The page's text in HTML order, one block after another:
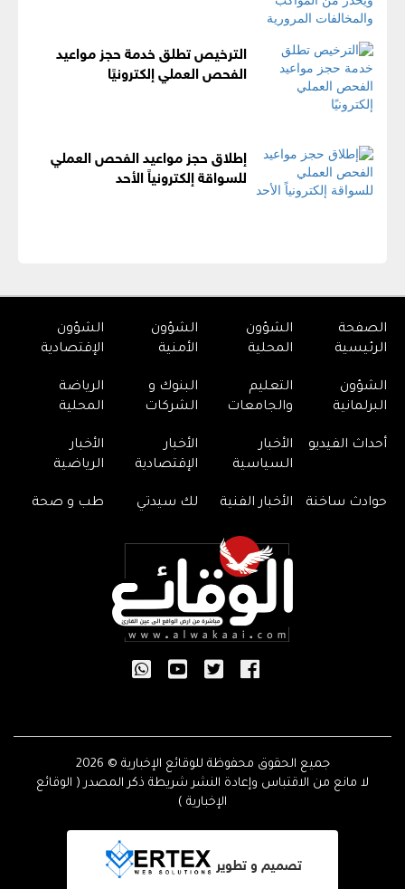
الترخيص تطلق خدمة حجز مواعيد
الفحص العملي إلكترونيًا
إطلاق حجز مواعيد الفحص العملي
للسواقة إلكترونياً الأحد
الصفحة
الرئيسية
الشؤون
المحلية
الشؤون
الأمنية
الشؤون
الإقتصادية
الشؤون
البرلمانية
التعليم
والجامعات
البنوك و
الشركات
الرياضة
المحلية
أحداث الفيديو
الأخبار
السياسية
الأخبار
الإقتصادية
الأخبار
الرياضية
حوادث ساخنة الأخبار الفنية لك سيدتي طب و صحة
جميع الحقوق محفوظة للوقائع الإخبارية © 2026
لا مانع من الاقتباس وإعادة النشر شريطة ذكر المصدر ( الوقائع
الإخبارية )
تصميم و تطوير